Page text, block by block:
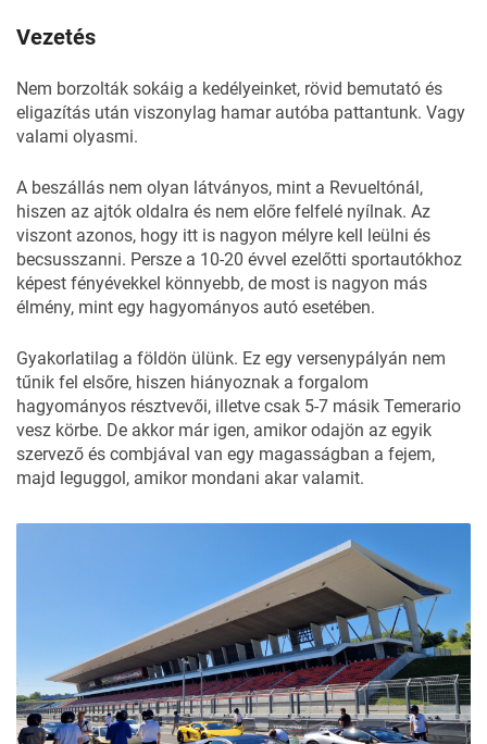
Vezetés
Nem borzolták sokáig a kedélyeinket, rövid bemutató és
eligazítás után viszonylag hamar autóba pattantunk. Vagy
valami olyasmi.
A beszállás nem olyan látványos, mint a Revueltónál,
hiszen az ajtók oldalra és nem előre felfelé nyílnak. Az
viszont azonos, hogy itt is nagyon mélyre kell leülni és
becsusszanni. Persze a 10-20 évvel ezelőtti sportautókhoz
képest fényévekkel könnyebb, de most is nagyon más
élmény, mint egy hagyományos autó esetében.
Gyakorlatilag a földön ülünk. Ez egy versenypályán nem
tűnik fel elsőre, hiszen hiányoznak a forgalom
hagyományos résztvevői, illetve csak 5-7 másik Temerario
vesz körbe. De akkor már igen, amikor odajön az egyik
szervező és combjával van egy magasságban a fejem,
majd leguggol, amikor mondani akar valamit.